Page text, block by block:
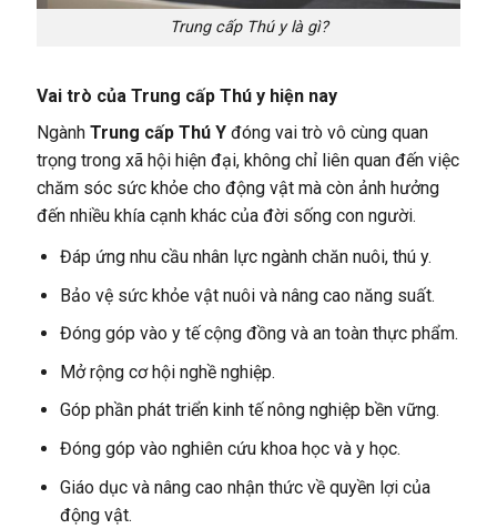
Trung cấp Thú y là gì?
Vai trò của Trung cấp Thú y hiện nay
Ngành Trung cấp Thú Yđóng vai trò vô cùng quan
trọng trong xã hội hiện đại, không chỉ liên quan đến việc
chăm sóc sức khỏe cho động vật mà còn ảnh hưởng
đến nhiều khía cạnh khác của đời sống con người.
Đáp ứng nhu cầu nhân lực ngành chăn nuôi, thú y.
Bảo vệ sức khỏe vật nuôi và nâng cao năng suất.
Đóng góp vào y tế cộng đồng và an toàn thực phẩm.
Mở rộng cơ hội nghề nghiệp.
Góp phần phát triển kinh tế nông nghiệp bền vững.
Đóng góp vào nghiên cứu khoa học và y học.
Giáo dục và nâng cao nhận thức về quyền lợi của
động vật.